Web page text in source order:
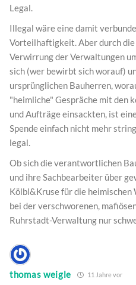
Legal.
Illegal wäre eine damit
Vorteilhaftigkeit. Aber durch
Verwirrung der Verwaltungen
sich (wer bewirbt sich worauf)
ursprünglichen Bauherren,
"heimliche" Gespräche mit den
und Aufträge einsackten, ist
Spende einfach nicht mehr
legal.
Ob sich die verantwortlichen
und ihre Sachbearbeiter über
Kölbl&Kruse für die
bei der verschworenen,
Ruhrstadt-Verwaltung nur
thomas weigle 11 Jahre vor